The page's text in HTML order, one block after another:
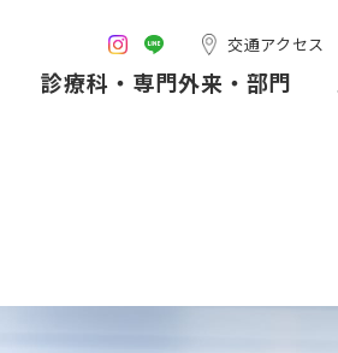
交通アクセス
診療科・専門外来・部門